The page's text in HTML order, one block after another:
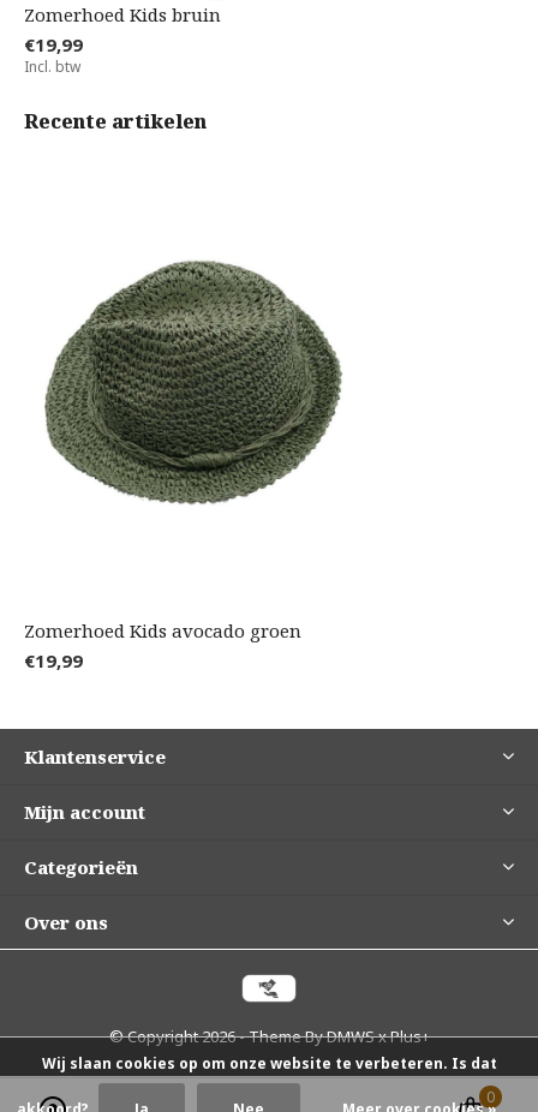
Zomerhoed Kids bruin
€19,99
Incl. btw
Recente artikelen
Zomerhoed Kids avocado groen
€19,99
Klantenservice
Mijn account
Categorieën
Over ons
© Copyright2026- Theme ByDMWSxPlus+
0
Wij slaan cookies op om onze website te verbeteren. Is dat